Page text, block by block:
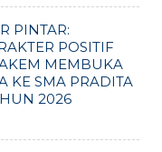
PINTAR:
POSITIF
MEMBUKA
KE SMA PRADITA
2026